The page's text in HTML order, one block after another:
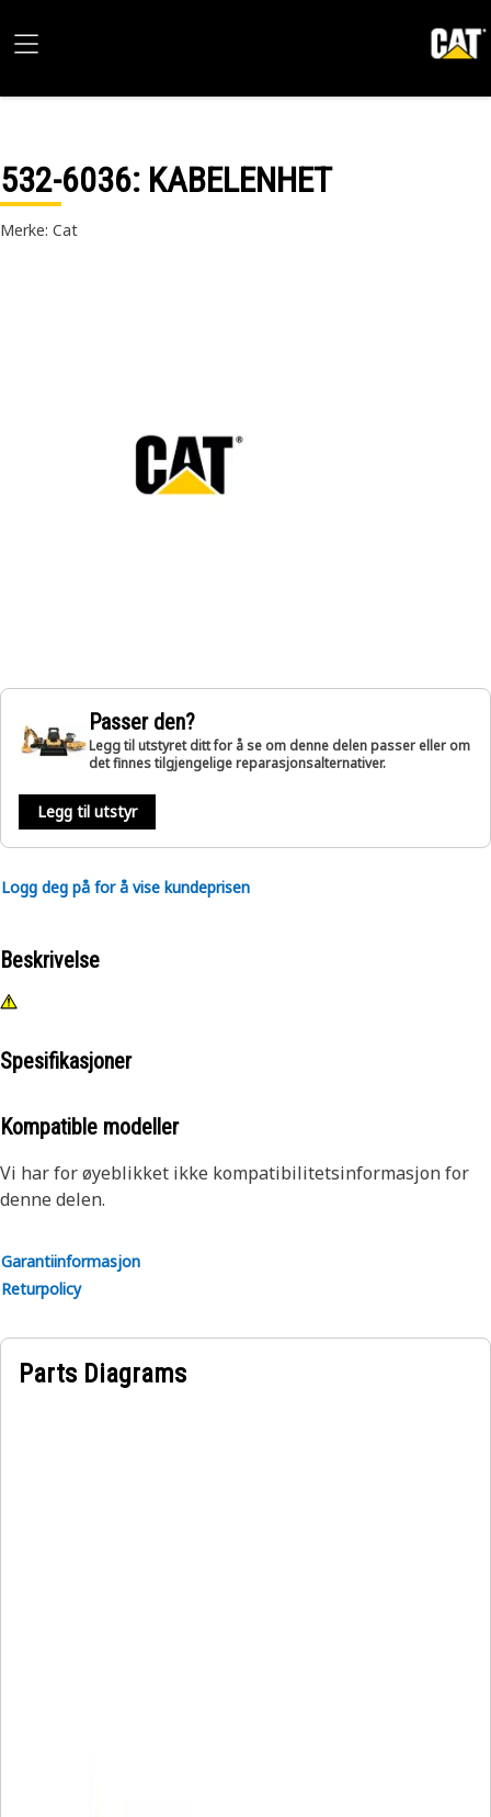
532-6036: KABELENHET
Merke: Cat
Passer den?
Legg til utstyret ditt for å se om denne delen passer eller om
det finnes tilgjengelige reparasjonsalternativer.
Legg til utstyr
Logg deg på for å vise kundeprisen
Beskrivelse
Spesifikasjoner
Kompatible modeller
Vi har for øyeblikket ikke kompatibilitetsinformasjon for
denne delen.
Garantiinformasjon
Returpolicy
Parts Diagrams